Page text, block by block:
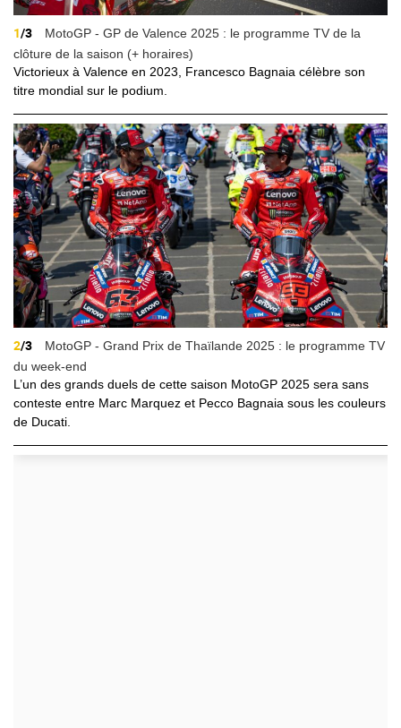
1/3
MotoGP - GP de Valence 2025 : le programme TV de la
clôture de la saison (+ horaires)
Victorieux à Valence en 2023, Francesco Bagnaia célèbre son
titre mondial sur le podium.
2/3
MotoGP - Grand Prix de Thaïlande 2025 : le programme TV
du week-end
L’un des grands duels de cette saison MotoGP 2025 sera sans
conteste entre Marc Marquez et Pecco Bagnaia sous les couleurs
de Ducati.